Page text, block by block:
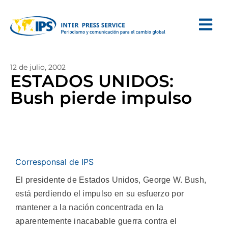
12 de julio, 2002
ESTADOS UNIDOS:
Bush pierde impulso
Corresponsal de IPS
El presidente de Estados Unidos, George W. Bush,
está perdiendo el impulso en su esfuerzo por
mantener a la nación concentrada en la
aparentemente inacabable guerra contra el